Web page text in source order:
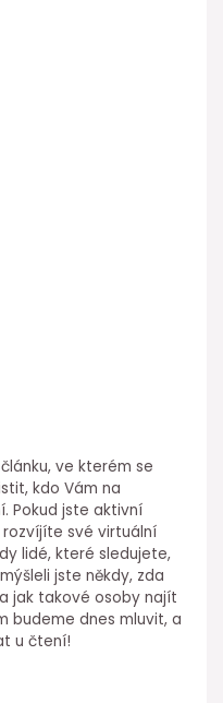
ve kterém se
kdo Vám na
Pokud jste aktivní
své virtuální
lidé, které sledujete,
jste někdy, zda
jak takové osoby najít
budeme dnes mluvit, a
u čtení!